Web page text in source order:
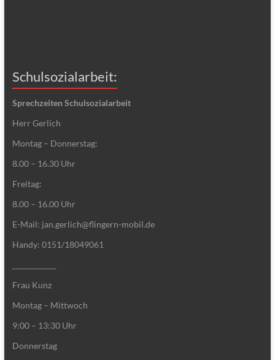
Schulsozialarbeit:
Sprechzeiten Schulsozialarbeit
Herr Gerlich
Montag – Donnerstag:
8.00 – 16.30 Uhr
Freitag:
8.00 – 16.00 Uhr
E-Mail: jan.gerlich@flingern-mobil.de
Handy: 0151/18049061
Frau Kunz
Montag – Mittwoch
9:00 – 13:30 Uhr
Donnerstag